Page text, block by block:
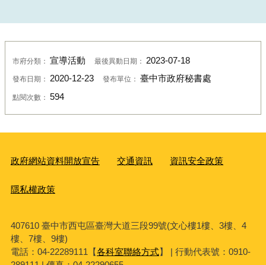
市府分類： 宣導活動 最後異動日期： 2023-07-18
發布日期： 2020-12-23 發布單位： 臺中市政府秘書處
點閱次數： 594
政府網站資料開放宣告 交通資訊 資訊安全政策
隱私權政策
407610 臺中市西屯區臺灣大道三段99號(文心樓1樓、3樓、4
樓、7樓、9樓)
電話：04-22289111【各科室聯絡方式】 | 行動代表號：0910-